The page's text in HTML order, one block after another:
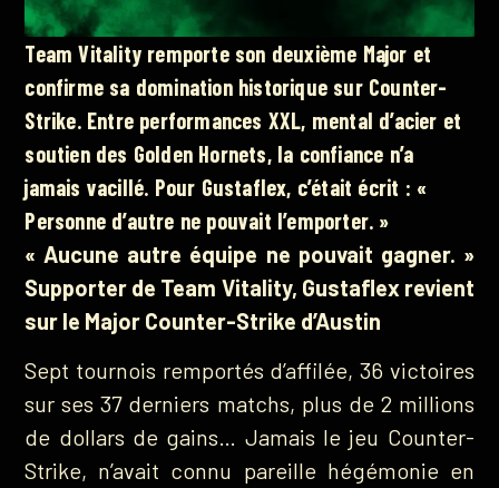
Team Vitality remporte son deuxième Major et
confirme sa domination historique sur Counter-
Strike. Entre performances XXL, mental d’acier et
soutien des Golden Hornets, la confiance n’a
jamais vacillé. Pour Gustaflex, c’était écrit : «
Personne d’autre ne pouvait l’emporter. »
« Aucune autre équipe ne pouvait gagner. »
Supporter de Team Vitality, Gustaflex revient
sur le Major Counter-Strike d’Austin
Sept tournois remportés d’affilée, 36 victoires
sur ses 37 derniers matchs, plus de 2 millions
de dollars de gains… Jamais le jeu Counter-
Strike, n’avait connu pareille hégémonie en